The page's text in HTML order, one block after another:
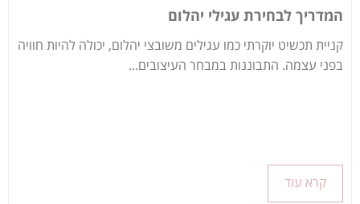
המדריך לבחירת עגילי יהלום
קניית תכשיט יוקרתי כמו עגילים משובצי יהלום, יכולה להיות חוויה
בפני עצמה. התבוננות במבחר העיצובים...
קרא עוד